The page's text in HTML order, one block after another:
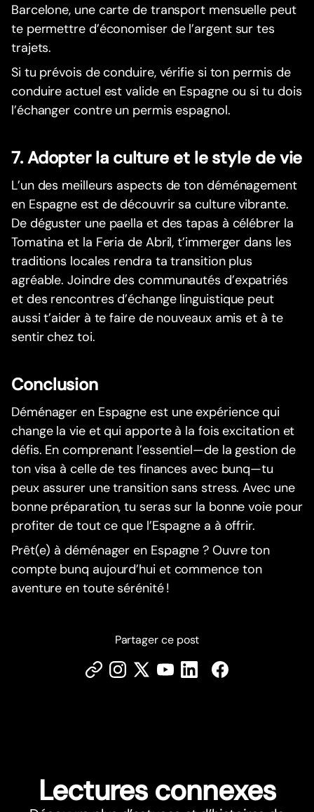
Barcelone, une carte de transport mensuelle peut
te permettre d’économiser de l’argent sur tes
trajets.
Si tu prévois de conduire, vérifie si ton permis de
conduire actuel est valide en Espagne ou si tu dois
l’échanger contre un permis espagnol.
7. Adopter la culture et le style de vie
L’un des meilleurs aspects de ton déménagement
en Espagne est de découvrir sa culture vibrante.
De déguster une paella et des tapas à célébrer la
Tomatina et la Feria de Abril, t’immerger dans les
traditions locales rendra ta transition plus
agréable. Joindre des communautés d’expatriés
et des rencontres d’échange linguistique peut
aussi t’aider à te faire de nouveaux amis et à te
sentir chez toi.
Conclusion
Déménager en Espagne est une expérience qui
change la vie et qui apporte à la fois excitation et
défis. En comprenant l’essentiel—de la gestion de
ton visa à celle de tes finances avec bunq—tu
peux assurer une transition sans stress. Avec une
bonne préparation, tu seras sur la bonne voie pour
profiter de tout ce que l’Espagne a à offrir.
Prêt(e) à déménager en Espagne ? Ouvre ton
compte bunq aujourd’hui et commence ton
aventure en toute sérénité !
Partager ce post
Lectures connexes